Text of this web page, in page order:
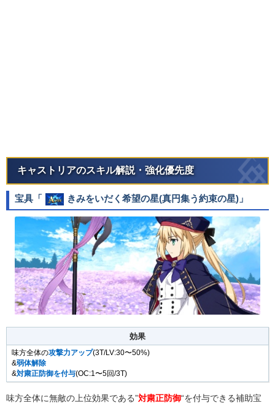
キャストリアのスキル解説・強化優先度
宝具「 きみをいだく希望の星(真円集う約束の星) 」
効果
味方全体の攻撃力アップ(3T/LV:30〜50%)
&弱体解除
&対粛正防御を付与(OC:1〜5回/3T)
味方全体に無敵の上位効果である”対粛正防御“を付与できる補助宝